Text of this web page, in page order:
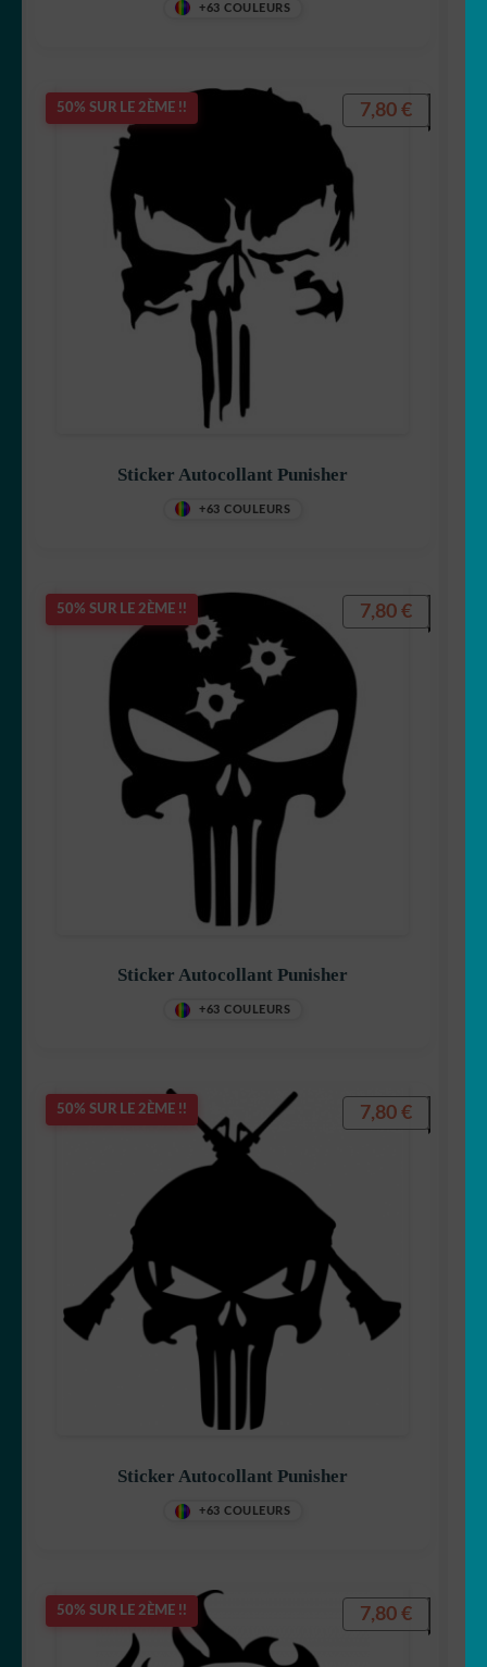
+63 COULEURS
50% SUR LE 2ÈME !!
Sticker Autocollant Punisher
+63 COULEURS
7,80 €
50% SUR LE 2ÈME !!
Sticker Autocollant Punisher
+63 COULEURS
7,80 €
50% SUR LE 2ÈME !!
Sticker Autocollant Punisher
+63 COULEURS
7,80 €
50% SUR LE 2ÈME !! 7,80 €